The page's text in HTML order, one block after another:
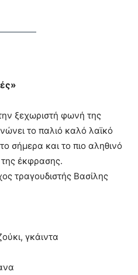
ξεχωριστή φωνή της
το παλιό καλό λαϊκό
σήμερα και το πιο αληθινό
της έκφρασης.
τραγουδιστής Βασίλης
γκάιντα